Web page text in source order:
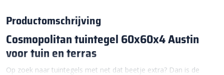
Productomschrijving
Cosmopolitan tuintegel 60x60x4 Austin
voor tuin en terras
Op zoek naar tuintegels met net dat beetje extra? Dan is de